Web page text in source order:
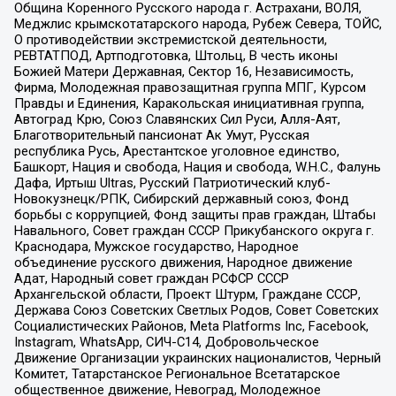
Община Коренного Русского народа г. Астрахани, ВОЛЯ,
Меджлис крымскотатарского народа, Рубеж Севера, ТОЙС,
О противодействии экстремистской деятельности,
РЕВТАТПОД, Артподготовка, Штольц, В честь иконы
Божией Матери Державная, Сектор 16, Независимость,
Фирма, Молодежная правозащитная группа МПГ, Курсом
Правды и Единения, Каракольская инициативная группа,
Автоград Крю, Союз Славянских Сил Руси, Алля-Аят,
Благотворительный пансионат Ак Умут, Русская
республика Русь, Арестантское уголовное единство,
Башкорт, Нация и свобода, Нация и свобода, W.H.С., Фалунь
Дафа, Иртыш Ultras, Русский Патриотический клуб-
Новокузнецк/РПК, Сибирский державный союз, Фонд
борьбы с коррупцией, Фонд защиты прав граждан, Штабы
Навального, Совет граждан СССР Прикубанского округа г.
Краснодара, Мужское государство, Народное
объединение русского движения, Народное движение
Адат, Народный совет граждан РСФСР СССР
Архангельской области, Проект Штурм, Граждане СССР,
Держава Союз Советских Светлых Родов, Совет Советских
Социалистических Районов, Meta Platforms Inc, Facebook,
Instagram, WhatsApp, СИЧ-С14, Добровольческое
Движение Организации украинских националистов, Черный
Комитет, Татарстанское Региональное Всетатарское
общественное движение, Невоград, Молодежное